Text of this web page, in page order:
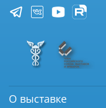
О выставке